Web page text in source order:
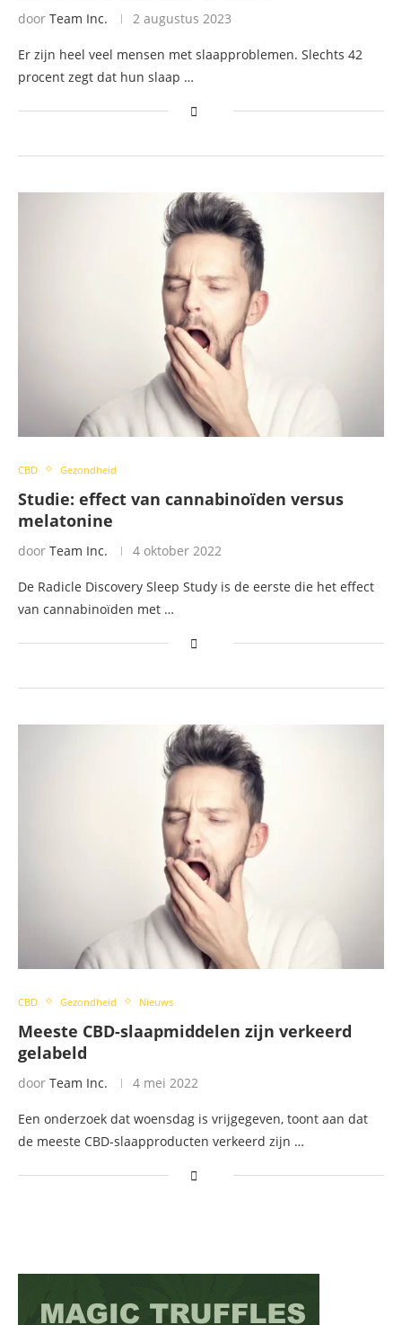
door Team Inc. 2 augustus 2023
Er zijn heel veel mensen met slaapproblemen. Slechts 42
procent zegt dat hun slaap …
CBD Gezondheid
Studie: effect van cannabinoïden versus
melatonine
door Team Inc. 4 oktober 2022
De Radicle Discovery Sleep Study is de eerste die het effect
van cannabinoïden met …
CBD Gezondheid Nieuws
Meeste CBD-slaapmiddelen zijn verkeerd
gelabeld
door Team Inc. 4 mei 2022
Een onderzoek dat woensdag is vrijgegeven, toont aan dat
de meeste CBD-slaapproducten verkeerd zijn …